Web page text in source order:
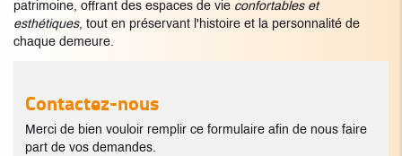
patrimoine, offrant des espaces de vie confortables et
esthétiques, tout en préservant l'histoire et la personnalité de
chaque demeure.
Contactez-nous
Merci de bien vouloir remplir ce formulaire afin de nous faire
part de vos demandes.